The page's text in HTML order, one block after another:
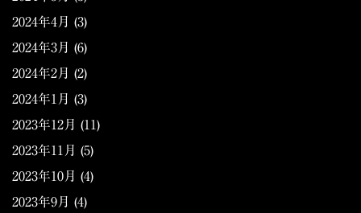
2024年4月 (3)
2024年3月 (6)
2024年2月 (2)
2024年1月 (3)
2023年12月 (11)
2023年11月 (5)
2023年10月 (4)
2023年9月 (4)